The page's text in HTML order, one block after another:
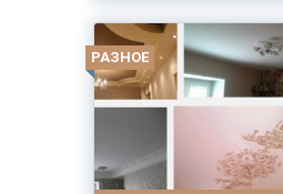
РАЗНОЕ